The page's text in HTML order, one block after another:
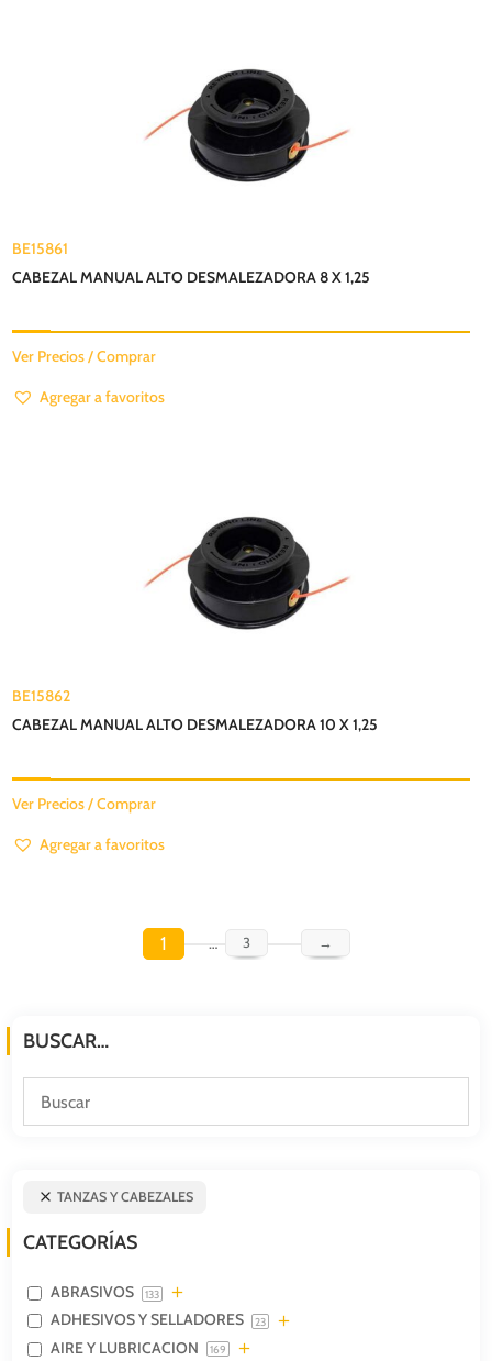
BE15861
CABEZAL MANUAL ALTO DESMALEZADORA 8 X 1,25
Ver Precios / Comprar
Agregar a favoritos
BE15862
CABEZAL MANUAL ALTO DESMALEZADORA 10 X 1,25
Ver Precios / Comprar
Agregar a favoritos
1 … 3 →
BUSCAR…
TANZAS Y CABEZALES
CATEGORÍAS
ABRASIVOS 133
ADHESIVOS Y SELLADORES 23
AIRE Y LUBRICACION 169